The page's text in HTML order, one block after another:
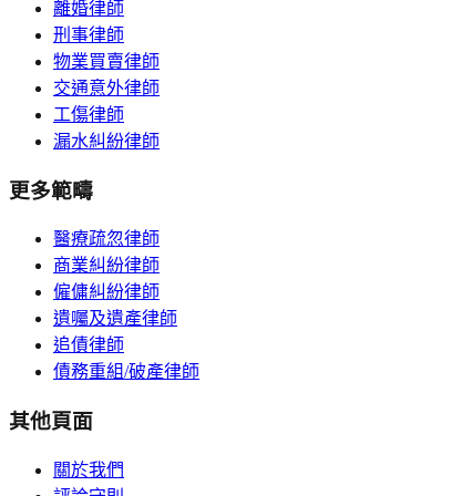
離婚律師
刑事律師
物業買賣律師
交通意外律師
工傷律師
漏水糾紛律師
更多範疇
醫療疏忽律師
商業糾紛律師
僱傭糾紛律師
遺囑及遺產律師
追債律師
債務重組/破產律師
其他頁面
關於我們